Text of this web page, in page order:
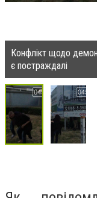
Конфлікт щодо
є постраждалі